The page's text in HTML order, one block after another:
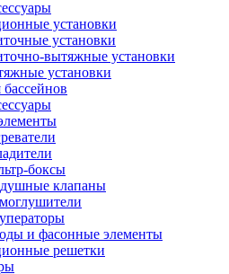
установки
установки
вытяжные установки
установки
бассейнов
боксы
клапаны
и фасонные элементы
решетки